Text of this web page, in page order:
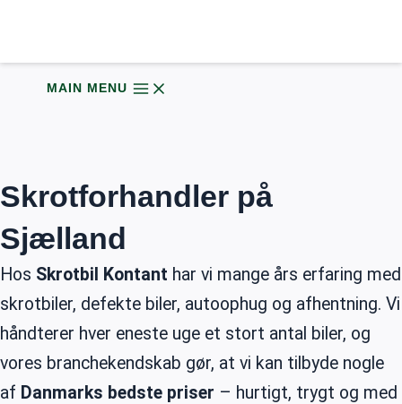
MAIN MENU
Skrotforhandler på
Sjælland
Hos Skrotbil Kontant har vi mange års erfaring med
skrotbiler, defekte biler, autoophug og afhentning. Vi
håndterer hver eneste uge et stort antal biler, og
vores branchekendskab gør, at vi kan tilbyde nogle
af Danmarks bedste priser – hurtigt, trygt og med